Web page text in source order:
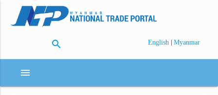
search English | Myanmar
menu